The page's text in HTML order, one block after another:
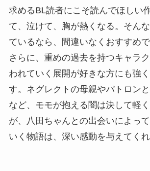
求めるBL読者にこそ読んでほしい
て、泣けて、胸が熱くなる。そん
ているなら、間違いなくおすすめで
さらに、重めの過去を持つキャラ
われていく展開が好きな方にも強
す。ネグレクトの母親やパトロン
など、モモが抱える闇は決して軽
が、八田ちゃんとの出会いによっ
いく物語は、深い感動を与えてくれ